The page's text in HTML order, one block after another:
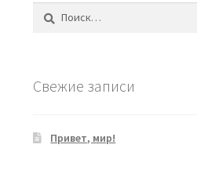
Найти:
Свежие записи
Привет, мир!